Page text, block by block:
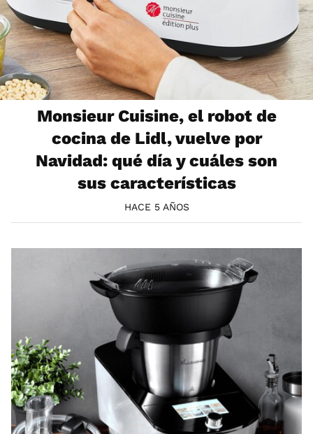
Monsieur Cuisine, el robot de
cocina de Lidl, vuelve por
Navidad: qué día y cuáles son
sus características
HACE 5 AÑOS